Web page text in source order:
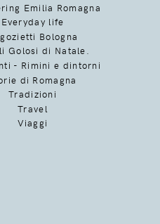
Emilia Romagna
Everyday life
Bologna
Golosi di Natale.
- Rimini e dintorni
di Romagna
Tradizioni
Travel
Viaggi